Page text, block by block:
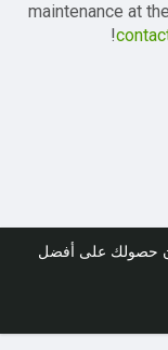
حصولك على أفضل
maintenance at